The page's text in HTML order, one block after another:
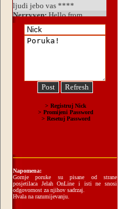
Napomena:
Gornje poruke su pisane od strane
posjetilaca Jelah OnLine i isti ne snosi
odgovornost za njihov sadrzaj.
Hvala na razumijevanju.